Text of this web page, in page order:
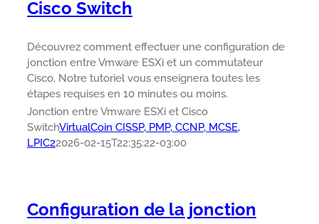
Cisco Switch
Découvrez comment effectuer une configuration de
jonction entre Vmware ESXi et un commutateur
Cisco. Notre tutoriel vous enseignera toutes les
étapes requises en 10 minutes ou moins.
Jonction entre Vmware ESXi et Cisco
SwitchVirtualCoin CISSP, PMP, CCNP, MCSE,
LPIC22026-02-15T22:35:22-03:00
Configuration de la jonction